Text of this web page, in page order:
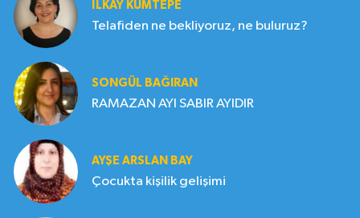
İLKAY KUMTEPE
Telafiden ne bekliyoruz, ne buluruz?
SONGÜL BAĞIRAN
RAMAZAN AYI SABIR AYIDIR
AYŞE ARSLAN BAY
Çocukta kişilik gelişimi